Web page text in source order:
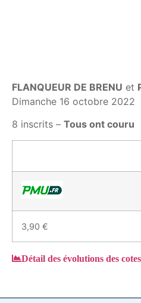
FLANQUEUR DE BRENU et
Dimanche 16 octobre 2022
8 inscrits – Tous ont couru
3,90 €
Détail des évolutions des cotes